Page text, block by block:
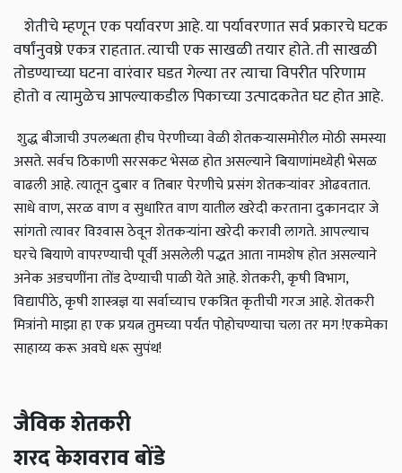
शेतीचे म्हणून एक पर्यावरण आहे. या पर्यावरणात सर्व प्रकारचे घटक
वर्षांनुवष्रे एकत्र राहतात. त्याची एक साखळी तयार होते. ती साखळी
तोडण्याच्या घटना वारंवार घडत गेल्या तर त्याचा विपरीत परिणाम
होतो व त्यामुळेच आपल्याकडील पिकाच्या उत्पादकतेत घट होत आहे.
शुद्ध बीजाची उपलब्धता हीच पेरणीच्या वेळी शेतकर्‍यासमोरील मोठी समस्या
असते. सर्वच ठिकाणी सरसकट भेसळ होत असल्याने बियाणांमध्येही भेसळ
वाढली आहे. त्यातून दुबार व तिबार पेरणीचे प्रसंग शेतकर्‍यांवर ओढवतात.
साधे वाण, सरळ वाण व सुधारित वाण यातील खरेदी करताना दुकानदार जे
सांगतो त्यावर विश्‍वास ठेवून शेतकर्‍यांना खरेदी करावी लागते. आपल्याच
घरचे बियाणे वापरण्याची पूर्वी असलेली पद्धत आता नामशेष होत असल्याने
अनेक अडचणींना तोंड देण्याची पाळी येते आहे. शेतकरी, कृषी विभाग,
विद्यापीठे, कृषी शास्त्रज्ञ या सर्वाच्याच एकत्रित कृतीची गरज आहे. शेतकरी
मित्रांनो माझा हा एक प्रयत्न तुमच्या पर्यंत पोहोचण्याचा चला तर मग !एकमेका
साहाय्य करू अवघे धरू सुपंथ!
जैविक शेतकरी
शरद केशवराव बोंडे